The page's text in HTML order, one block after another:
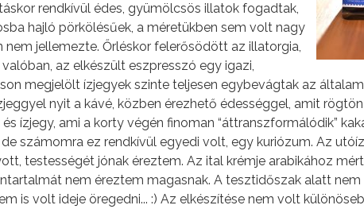
rendkívül édes, gyümölcsös illatok fogadtak,
hajló pörkölésűek, a méretükben sem volt nagy
jellemezte. Őrléskor felerősödött az illatorgia,
az elkészült eszpresszó egy igazi,
megjelölt ízjegyek szinte teljesen egybevágtak az
nyit a kávé, közben érezhető édességgel, amit
ízjegy, ami a korty végén finoman “áttranszformálódik”
számomra ez rendkívül egyedi volt, egy kuriózum. Az
testességét jónak éreztem. Az ital krémje arabikához
nem éreztem magasnak. A tesztidőszak alatt
is volt ideje öregedni... :) Az elkészítése nem volt